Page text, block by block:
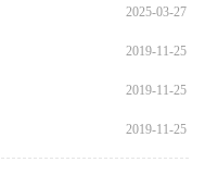
2025-03-27
2019-11-25
2019-11-25
2019-11-25